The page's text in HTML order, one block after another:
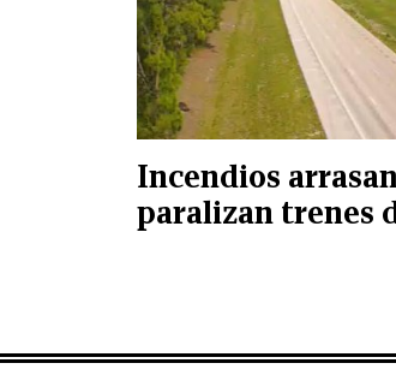
Incendios
paralizan trenes